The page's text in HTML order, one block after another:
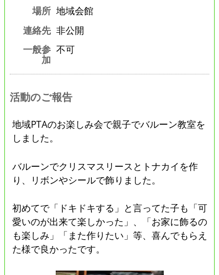
場所 地域会館
連絡先 非公開
一般参
加
不可
活動のご報告
地域PTAのお楽しみ会で親子でバルーン教室を
しました。
バルーンでクリスマスリースとトナカイを作
り、リボンやシールで飾りました。
初めてで「ドキドキする」と言ってた子も「可
愛いのが出来て楽しかった」、「お家に飾るの
も楽しみ」「また作りたい」等、喜んでもらえ
た様で良かったです。